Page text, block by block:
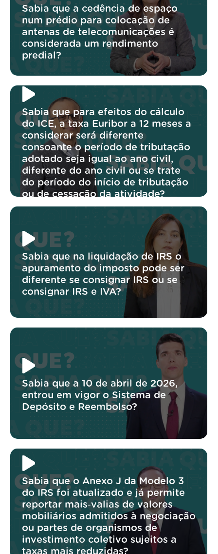
Sabia que a cedência de espaço
num prédio para colocação de
antenas de telecomunicações é
considerada um rendimento
predial?
Sabia que para efeitos do cálculo
do ICE, a taxa Euribor a 12 meses a
considerar será diferente
consoante o período de tributação
adotado seja igual ao ano civil,
diferente do ano civil ou se trate
do período do início de tributação
ou de cessação da atividade?
Sabia que na liquidação de IRS o
apuramento do imposto pode ser
diferente se consignar IRS ou se
consignar IRS e IVA?
Sabia que a 10 de abril de 2026,
entrou em vigor o Sistema de
Depósito e Reembolso?
Sabia que o Anexo J da Modelo 3
do IRS foi atualizado e já permite
reportar mais‑valias de valores
mobiliários admitidos à negociação
ou partes de organismos de
investimento coletivo sujeitos a
taxas mais reduzidas?